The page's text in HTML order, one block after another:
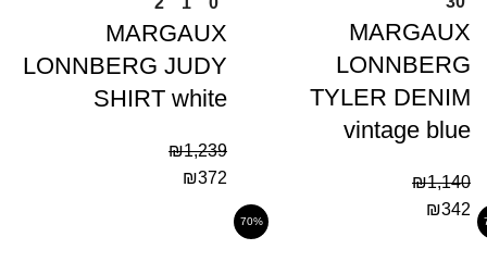
MARGAUX
LONNBERG
TYLER DENIM
vintage blue
₪1,140
₪342
MARGAUX
LONNBERG JUDY
SHIRT white
₪1,239
₪372
70%